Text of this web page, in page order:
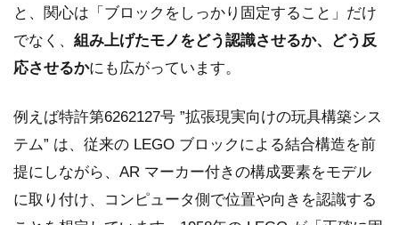
と、関心は「ブロックをしっかり固定すること」だけ
でなく、 組み上げたモノをどう認識させるか、どう反
応させるかにも広がっています。
例えば特許第6262127号 ”拡張現実向けの玩具構築シス
テム” は、従来の LEGO ブロックによる結合構造を前
提にしながら、AR マーカー付きの構成要素をモデル
に取り付け、コンピュータ側で位置や向きを認識する